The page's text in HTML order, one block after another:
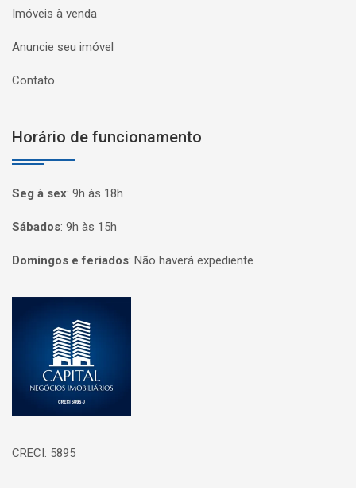
Imóveis à venda
Anuncie seu imóvel
Contato
Horário de funcionamento
Seg à sex: 9h às 18h
Sábados: 9h às 15h
Domingos e feriados: Não haverá expediente
CRECI: 5895